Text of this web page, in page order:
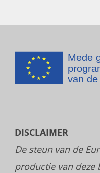
DISCLAIMER
De steun van de
productie van deze